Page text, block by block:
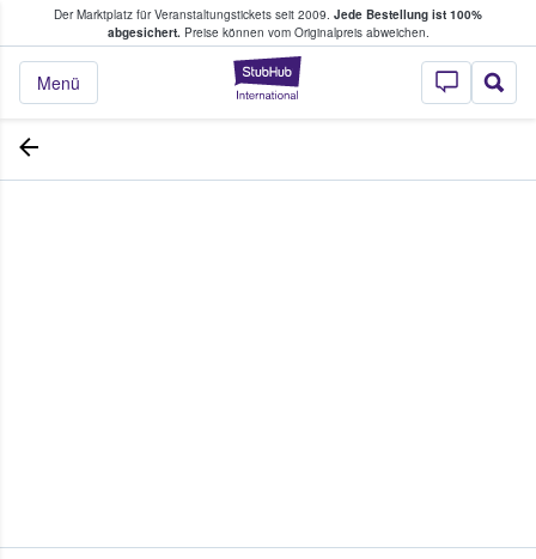
Der Marktplatz für Veranstaltungstickets seit 2009. Jede Bestellung ist 100%
abgesichert.Preise können vom Originalpreis abweichen.
StubHub - Wo
Menü
Tickets kaufen & verkaufen